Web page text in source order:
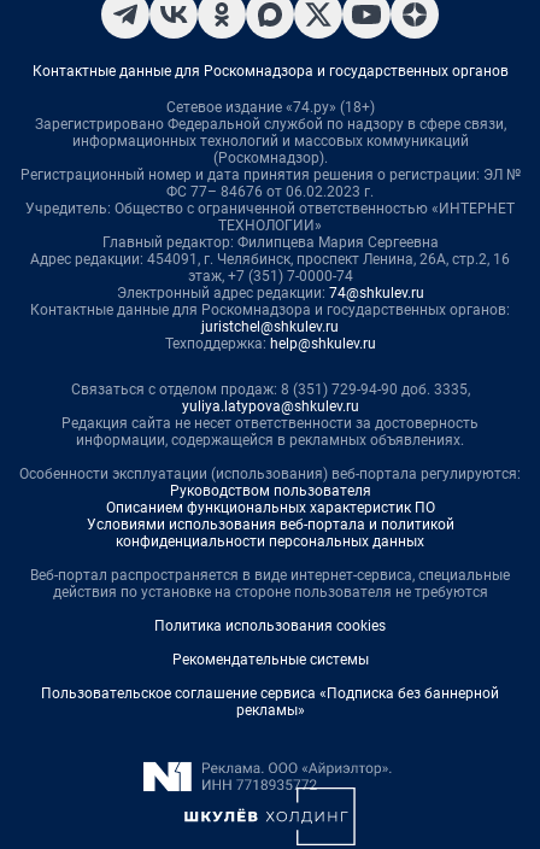
Контактные данные для Роскомнадзора и государственных органов
Сетевое издание «74.ру» (18+)
Зарегистрировано Федеральной службой по надзору в сфере связи,
информационных технологий и массовых коммуникаций
(Роскомнадзор).
Регистрационный номер и дата принятия решения о регистрации: ЭЛ №
ФС 77– 84676 от 06.02.2023 г.
Учредитель: Общество с ограниченной ответственностью «ИНТЕРНЕТ
ТЕХНОЛОГИИ»
Главный редактор: Филипцева Мария Сергеевна
Адрес редакции: 454091, г. Челябинск, проспект Ленина, 26А, стр.2, 16
этаж, +7 (351) 7-0000-74
Электронный адрес редакции: 74@shkulev.ru
Контактные данные для Роскомнадзора и государственных органов:
juristchel@shkulev.ru
Техподдержка: help@shkulev.ru
Связаться с отделом продаж: 8 (351) 729-94-90 доб. 3335,
yuliya.latypova@shkulev.ru
Редакция сайта не несет ответственности за достоверность
информации, содержащейся в рекламных объявлениях.
Особенности эксплуатации (использования) веб-портала регулируются:
Руководством пользователя
Описанием функциональных характеристик ПО
Условиями использования веб-портала и политикой
конфиденциальности персональных данных
Веб-портал распространяется в виде интернет-сервиса, специальные
действия по установке на стороне пользователя не требуются
Политика использования cookies
Рекомендательные системы
Пользовательское соглашение сервиса «Подписка без баннерной
рекламы»